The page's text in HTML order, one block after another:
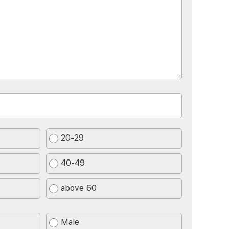
20-29
40-49
above 60
Male